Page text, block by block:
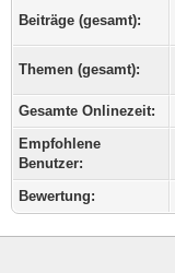
Beiträge (gesamt):
Themen (gesamt):
Gesamte Onlinezeit:
Empfohlene
Benutzer:
Bewertung: